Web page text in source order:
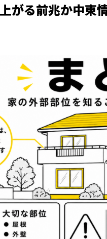
がる前兆か中東